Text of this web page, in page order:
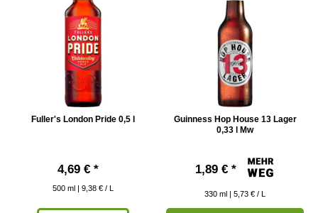
Fuller's London Pride 0,5 l
4,69 € *
500 ml | 9,38 € / L
Guinness Hop House 13 Lager
0,33 l Mw
1,89 € *
330 ml | 5,73 € / L